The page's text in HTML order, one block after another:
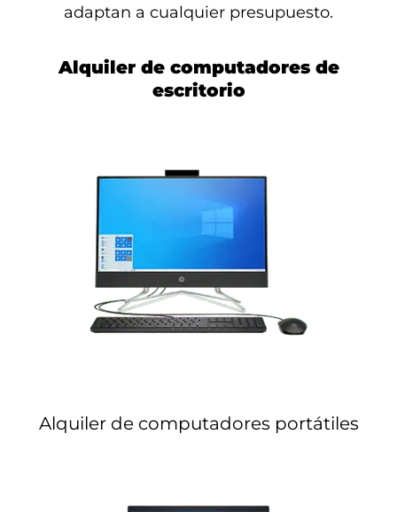
adaptan a cualquier presupuesto.
Alquiler de computadores de
escritorio
Alquiler de computadores portátiles